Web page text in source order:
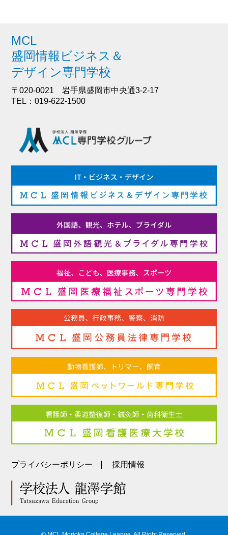
MCL
盛岡情報ビジネス＆
デザイン専門学校
〒020-0021 岩手県盛岡市中央通3-2-17
TEL：019-622-1500
プライバシーポリシー 採用情報